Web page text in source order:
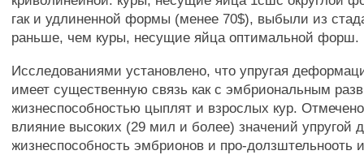
гак и удлиненной формы (менее 70$), выбыли из
раньше, чем куры, несущие яйца оптимальной форш.
Исследованиями установлено, что упругая
имеет существенную связь как с эмбриональным
жизнеспособностью цыплят и взрослых кур.
влияние высоких (29 мил и более) значений упругой
жизнеспособность эмбрионов и про-долзштельнооть